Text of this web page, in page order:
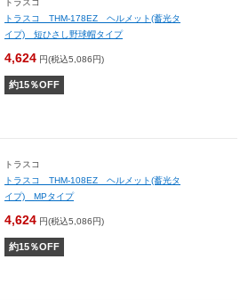
トラスコ
トラスコ THM-178EZ ヘルメット(蓄光タ
イプ) 短ひさし野球帽タイプ
4,624 円(税込5,086円)
約15％OFF
トラスコ
トラスコ THM-108EZ ヘルメット(蓄光タ
イプ) MPタイプ
4,624 円(税込5,086円)
約15％OFF